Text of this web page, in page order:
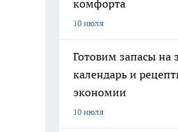
комфорта
10 июля
Готовим запасы на
календарь и
экономии
10 июля